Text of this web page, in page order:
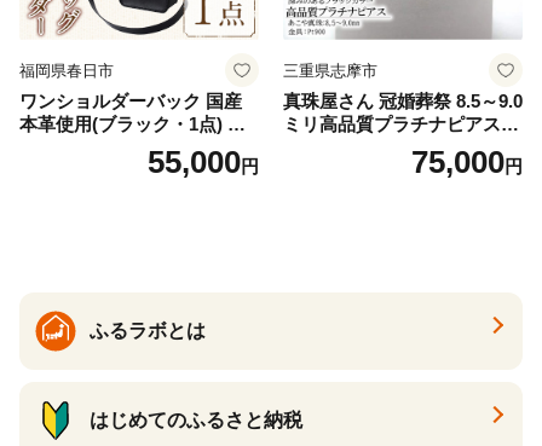
福岡県春日市
ワンショルダーバック 国産
本革使用(ブラック・1点) 鞄
バック バッグ カバン レザー
国産 日本製 牛革 黒 革 革製
55,000円
三重県志摩市
真珠屋さん 冠婚葬祭 8.5～9.0
ミリ高品質プラチナピアス P
t900 志摩産アコヤ真珠 ブラ
ックパール 黒真珠75,000円
ふるラボとは
はじめてのふるさと納税